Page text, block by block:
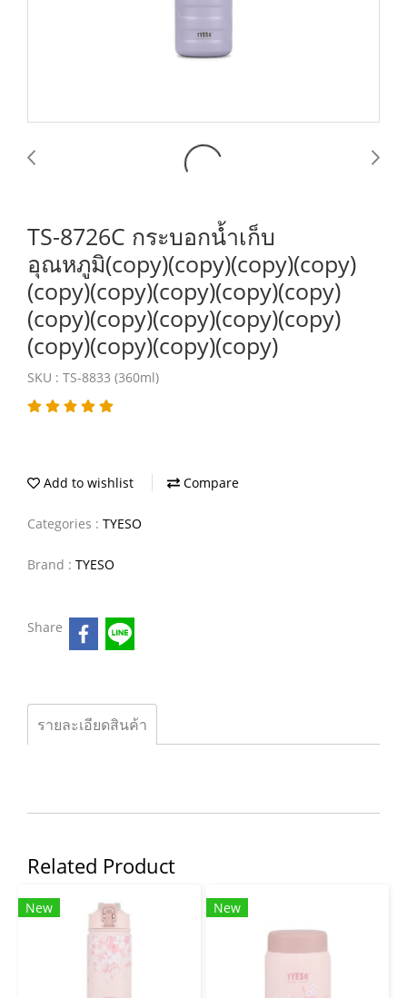
TS-8726C กระบอกน้ำเก็บ
อุณหภูมิ(copy)(copy)(copy)(copy)
(copy)(copy)(copy)(copy)(copy)
(copy)(copy)(copy)(copy)(copy)
(copy)(copy)(copy)(copy)
SKU : TS-8833 (360ml)
Add to wishlist Compare
Categories : TYESO
Brand : TYESO
Share
รายละเอียดสินค้า
Related Product
New New